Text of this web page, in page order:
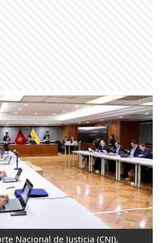
Nacional de Justicia (CNJ),